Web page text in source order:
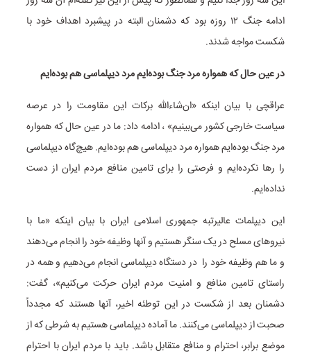
ادامه جنگ ۱۲ روزه بود که دشمنان البته در پیشبرد اهداف خود با
شکست مواجه شدند.
در عین حال که همواره مرد جنگ بوده‌ایم مرد دیپلماسی هم بوده‌ایم
عراقچی با بیان اینکه «ان‌شاءالله برکات این مقاومت را در عرصه
سیاست خارجی کشور می‌بینیم» ، ادامه داد: ما در عین حال که همواره
مرد جنگ بوده‌ایم همواره مرد دیپلماسی هم بوده‌ایم. هیچ‌گاه دیپلماسی
را رها نکرده‌ایم و فرصتی را برای تامین منافع مردم ایران از دست
نداده‌ایم.
این دیپلمات عالیرتبه جمهوری اسلامی ایران با بیان اینکه «ما با
نیروهای مسلح در یک سنگر هستیم و آنها وظیفه خود را انجام می‌دهند
و ما هم وظیفه خود را در دستگاه دیپلماسی انجام می‌دهیم و همه در
راستای تامین منافع و امنیت مردم ایران حرکت می‌کنیم»، گفت:
دشمنان بعد از شکست در این توطئه اخیر، آنها هستند که مجدداً
صحبت از دیپلماسی می‌کنند. ما آماده دیپلماسی هستیم به شرطی که از
موضع برابر، احترام و منافع متقابل باشد. باید با مردم ایران با احترام